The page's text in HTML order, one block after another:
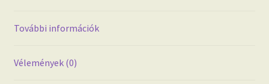
További információk
Vélemények (0)